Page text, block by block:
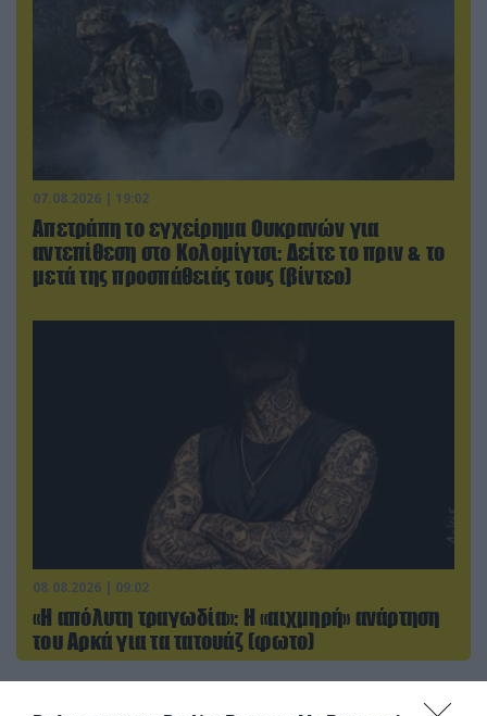
07.08.2026 | 19:02
Απετράπη το εγχείρημα Ουκρανών για
αντεπίθεση στο Κολομίγτσι: Δείτε το πριν & το
μετά της προσπάθειάς τους (βίντεο)
08.08.2026 | 09:02
«Η απόλυτη τραγωδία»: Η «αιχμηρή» ανάρτηση
του Αρκά για τα τατουάζ (φωτο)